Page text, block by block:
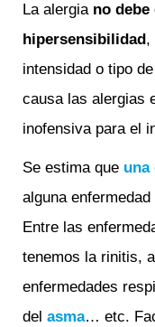
La alergia no
hipersensibilidad ,
intensidad o tipo
causa las alergias
inofensiva para el
Se estima que una
alguna
Entre las
tenemos la rinitis,
enfermedades
del asma… etc.